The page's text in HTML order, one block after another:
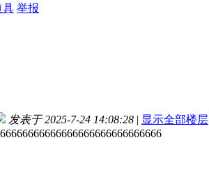
具 举报
发表于 2025-7-24 14:08:28 | 显示全部楼层